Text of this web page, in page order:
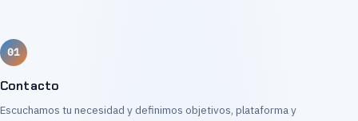
Contacto
Escuchamos tu necesidad y definimos objetivos, plataforma y